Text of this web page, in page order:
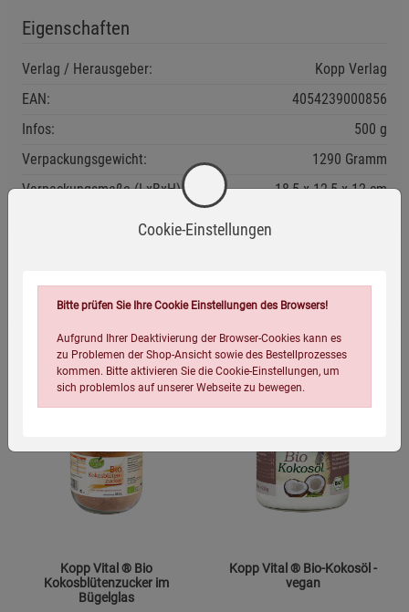
Eigenschaften
Verlag / Herausgeber:
Kopp Verlag
EAN:
4054239000856
Infos:
500 g
Verpackungsgewicht:
1290 Gramm
Verpackungsmaße (LxBxH):
18,5 12,5 12cm
Passend dazu
Kopp Vital ® Bio
Kokosblütenzucker im
Bügelglas
Kopp Vital ® Bio-Kokosöl -
vegan
Cookie-Einstellungen
Bitte prüfen Sie Ihre Cookie Einstellungen des Browsers!
Aufgrund Ihrer Deaktivierung der Browser-Cookies kann es
zu Problemen der Shop-Ansicht sowie des Bestellprozesses
kommen. Bitte aktivieren Sie die Cookie-Einstellungen, um
sich problemlos auf unserer Webseite zu bewegen.
Einstellungen speichern für die Gruppe
Einwilligung nicht erteilen